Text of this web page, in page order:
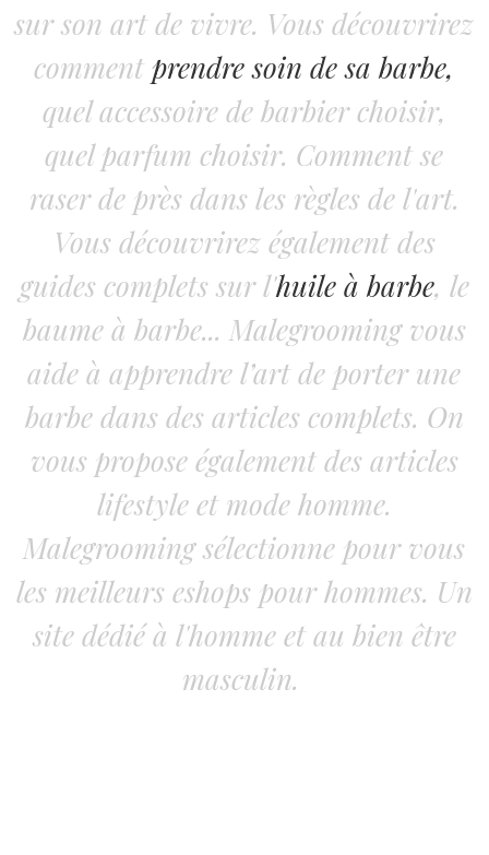
sur son art de vivre. Vous découvrirez
commentprendre soin de sa barbe,
quel accessoire de barbier choisir,
quel parfum choisir. Comment se
raser de près dans les règles de l'art.
Vous découvrirez également des
guides complets sur l'huile à barbe, le
baume à barbe... Malegrooming vous
aide à apprendre l’art de porter une
barbe dans des articles complets. On
vous propose également des articles
lifestyle et mode homme.
Malegrooming sélectionne pour vous
les meilleurs eshops pour hommes. Un
site dédié à l'homme et au bien être
masculin.